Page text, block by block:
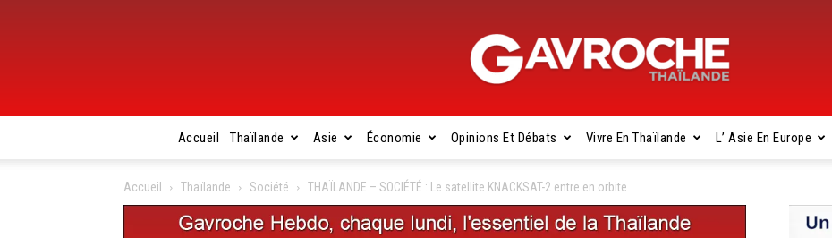
Gavroche
Accueil Thaïlande Asie Économie Opinions Et Débats Vivre En Thaïlande L’ Asie En Europe
Accueil Thaïlande Société THAÏLANDE – SOCIÉTÉ : Le satellite KNACKSAT-2 entre en orbite